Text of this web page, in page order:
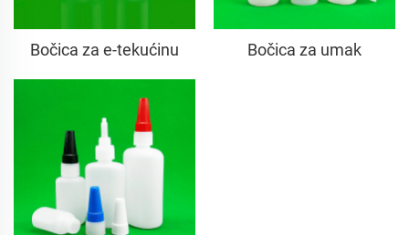
Bočica za e-tekućinu Bočica za umak